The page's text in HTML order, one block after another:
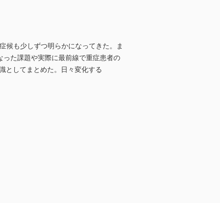
候も少しずつ明らかになってきた。ま
た課題や実際に最前線で重症患者の
としてまとめた。日々変化する